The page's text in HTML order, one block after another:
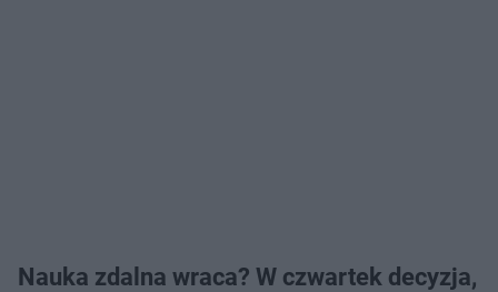
Nauka zdalna wraca? W czwartek decyzja,